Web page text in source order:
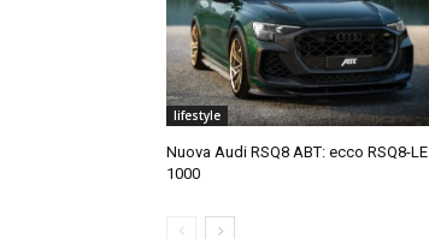
lifestyle
Nuova Audi RSQ8 ABT: ecco RSQ8-LE
1000